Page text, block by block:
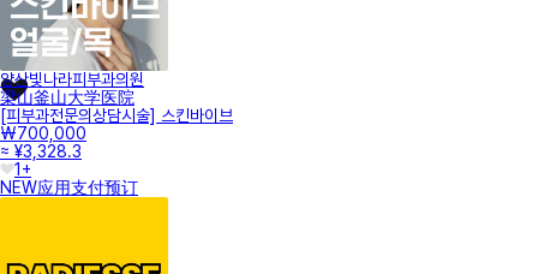
양산빛나라피부과의원
梁山釜山大学医院
[피부과전문의상담시술] 스킨바이브
₩700,000
≈ ¥3,328.3
1+
NEW应用支付预订